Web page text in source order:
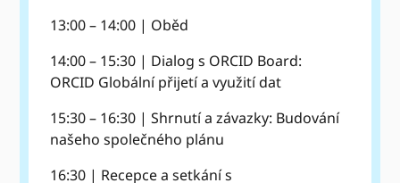
13:00 – 14:00 | Oběd
14:00 – 15:30 | Dialog s ORCID Board:
ORCID Globální přijetí a využití dat
15:30 – 16:30 | Shrnutí a závazky: Budování
našeho společného plánu
16:30 | Recepce a setkání s